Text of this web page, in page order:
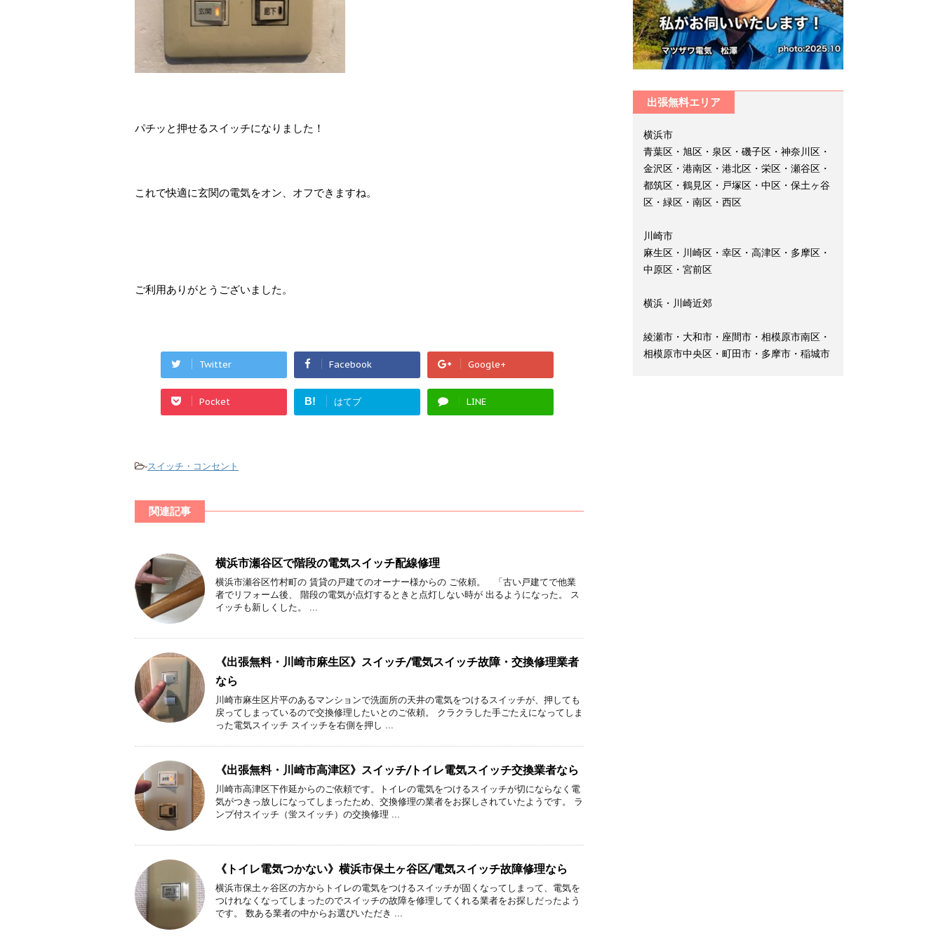
パチッと押せるスイッチになりました！
これで快適に玄関の電気をオン、オフできますね。
ご利用ありがとうございました。
Twitter Facebook Google+
Pocket B! はてブ LINE
-スイッチ・コンセント
関連記事
横浜市瀬谷区で階段の電気スイッチ配線修理
横浜市瀬谷区竹村町の 賃貸の戸建てのオーナー様からの ご依頼。 「古い戸建てで他業
者でリフォーム後、 階段の電気が点灯するときと点灯しない時が 出るようになった。 ス
イッチも新しくした。 ...
《出張無料・川崎市麻生区》スイッチ/電気スイッチ故障・交換修理業者
なら
川崎市麻生区片平のあるマンションで洗面所の天井の電気をつけるスイッチが、押しても
戻ってしまっているので交換修理したいとのご依頼。 クラクラした手ごたえになってしま
った電気スイッチ スイッチを右側を押し ...
《出張無料・川崎市高津区》スイッチ/トイレ電気スイッチ交換業者なら
川崎市高津区下作延からのご依頼です。トイレの電気をつけるスイッチが切にならなく電
気がつきっ放しになってしまったため、交換修理の業者をお探しされていたようです。 ラ
ンプ付スイッチ（蛍スイッチ）の交換修理 ...
《トイレ電気つかない》横浜市保土ヶ谷区/電気スイッチ故障修理なら
横浜市保土ヶ谷区の方からトイレの電気をつけるスイッチが固くなってしまって、電気を
つけれなくなってしまったのでスイッチの故障を修理してくれる業者をお探しだったよう
です。 数ある業者の中からお選びいただき ...
出張無料エリア
横浜市
青葉区・旭区・泉区・磯子区・神奈川区・
金沢区・港南区・港北区・栄区・瀬谷区・
都筑区・鶴見区・戸塚区・中区・保土ヶ谷
区・緑区・南区・西区
川崎市
麻生区・川崎区・幸区・高津区・多摩区・
中原区・宮前区
横浜・川崎近郊
綾瀬市・大和市・座間市・相模原市南区・
相模原市中央区・町田市・多摩市・稲城市